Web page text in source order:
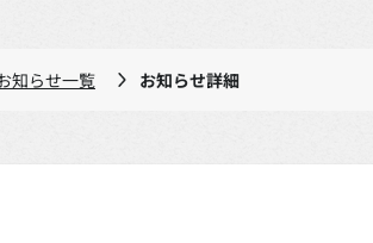
知らせ一覧 お知らせ詳細